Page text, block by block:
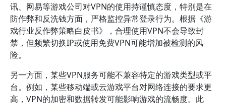
讯、网易等游戏公司对VPN的使用持谨慎态度，特别是在
防作弊和反洗钱方面，严格监控异常登录行为。根据《游
戏行业反作弊策略白皮书》，合理使用VPN不会导致封
禁，但频繁切换IP或使用免费VPN可能增加被检测的风
险。
另一方面，某些VPN服务可能不兼容特定的游戏类型或平
台。例如，某些移动端或云游戏平台对网络连接的要求更
高，VPN的加密和数据转发可能影响游戏的流畅度。此